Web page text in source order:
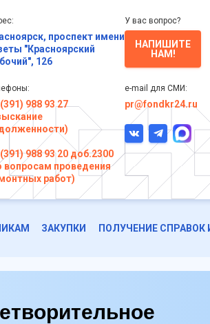
проспект имени
"Красноярский
126
988 93 27
988 93 20 доб.2300
вопросам проведения
работ)
У вас вопрос?
НАПИШИТЕ
НАМ!
e-mail для СМИ:
pr@fondkr24.ru
ЗАКУПКИ ПОЛУЧЕНИЕ СПРАВОК